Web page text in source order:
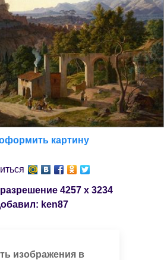
картину
4257 x 3234
ken87
изображения в